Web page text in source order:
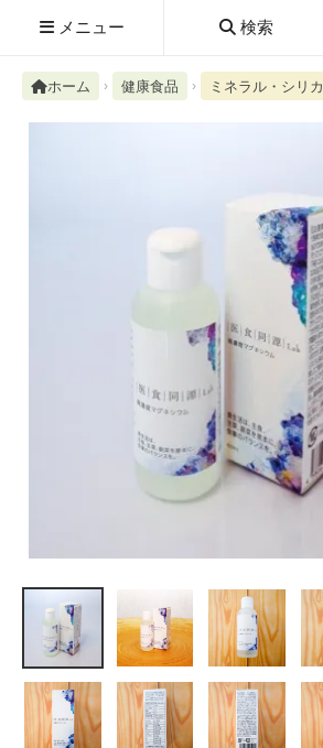
メニュー 検索
絮ユ⑳�������障����
レビューを読む
ホーム 健康食品 ミネラル・シリカ